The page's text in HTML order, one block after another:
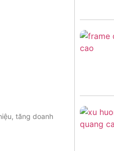
tăng doanh